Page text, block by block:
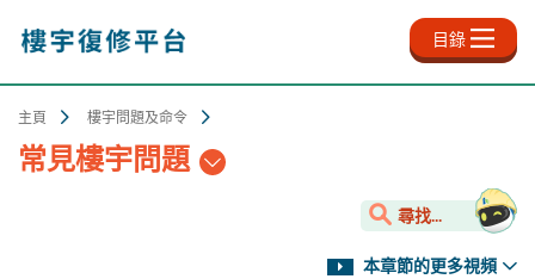
內
目錄
主頁 樓宇問題及命令
常見樓宇問題
尋找...
本章節的更多視頻